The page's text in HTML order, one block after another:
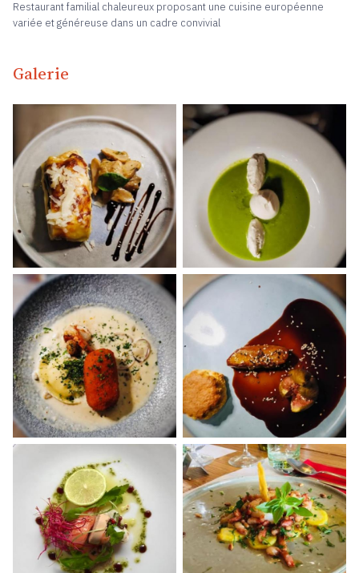
Restaurant familial chaleureux proposant une cuisine européenne
variée et généreuse dans un cadre convivial
Galerie